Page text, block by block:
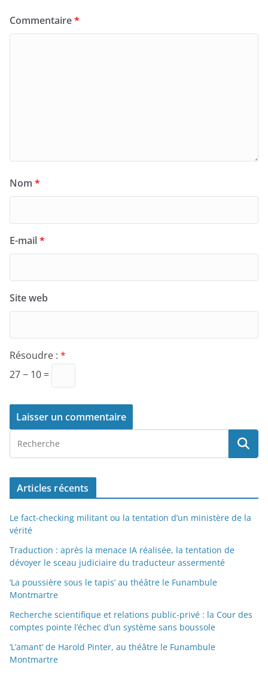
Commentaire*
Nom *
E-mail*
Site web
Résoudre : *
27 − 10 =
Articles récents
Le fact-checking militant ou la tentation d’un ministère de la
vérité
Traduction : après la menace IA réalisée, la tentation de
dévoyer le sceau judiciaire du traducteur assermenté
‘La poussière sous le tapis’ au théâtre le Funambule
Montmartre
Recherche scientifique et relations public-privé : la Cour des
comptes pointe l’échec d’un système sans boussole
‘L’amant’ de Harold Pinter, au théâtre le Funambule
Montmartre